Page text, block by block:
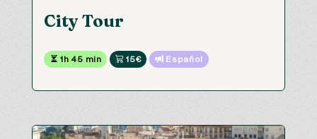
City Tour
1h 45 min 15€ Español